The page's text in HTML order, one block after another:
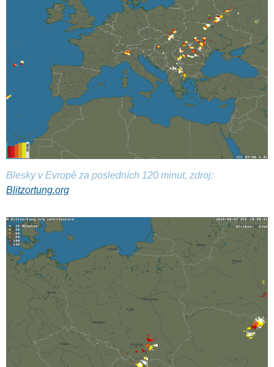
Blesky v Evropě za posledních 120 minut, zdroj:
Blitzortung.org